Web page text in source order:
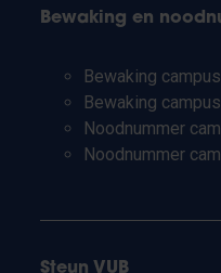
Bewaking en
Bewaking
Bewaking
Noodnummer
Noodnummer
Steun VUB